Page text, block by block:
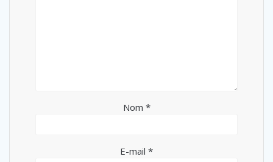
Nom *
E-mail *